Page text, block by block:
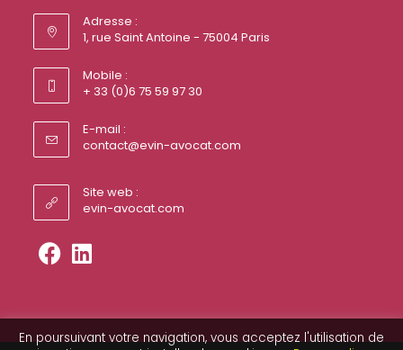
Adresse :
1, rue Saint Antoine - 75004 Paris
Mobile :
+ 33 (0)6 75 59 97 30
E-mail :
contact@evin-avocat.com
Site web :
evin-avocat.com
En poursuivant votre navigation, vous acceptez l'utilisation de